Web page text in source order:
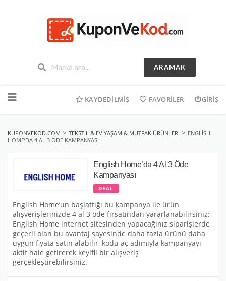
ARAMAK
geç
KAYDEDILMIŞ FAVORILER GIRIŞ
KUPONVEKOD.COM > TEKSTIL & EV YAŞAM & MUTFAK ÜRÜNLERI > ENGLISH
HOME’DA 4 AL 3 ÖDE KAMPANYASI
English Home’da 4 Al 3 Öde
Kampanyası
DEAL
English Home’un başlattığı bu kampanya ile ürün
alışverişlerinizde 4 al 3 öde fırsatından yararlanabilirsiniz;
English Home internet sitesinden yapacağınız siparişlerde
geçerli olan bu avantaj sayesinde daha fazla ürünü daha
uygun fiyata satın alabilir, kodu aç adımıyla kampanyayı
aktif hale getirerek keyifli bir alışveriş
gerçekleştirebilirsiniz.